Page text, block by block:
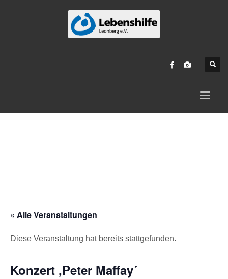
« Alle Veranstaltungen
Diese Veranstaltung hat bereits stattgefunden.
Konzert ,Peter Maffay´